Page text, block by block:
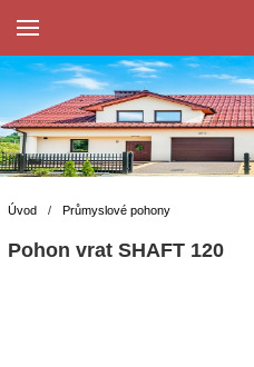
Úvod / Průmyslové pohony
Pohon vrat SHAFT 120